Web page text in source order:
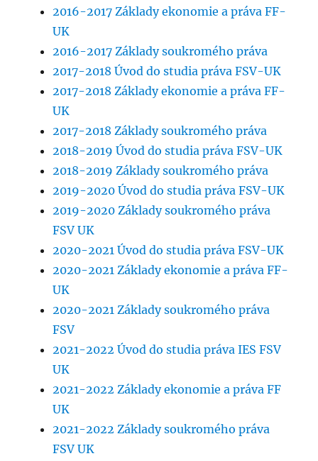
2016-2017 Základy ekonomie a práva FF-
UK
2016-2017 Základy soukromého práva
2017-2018 Úvod do studia práva FSV-UK
2017-2018 Základy ekonomie a práva FF-
UK
2017-2018 Základy soukromého práva
2018-2019 Úvod do studia práva FSV-UK
2018-2019 Základy soukromého práva
2019-2020 Úvod do studia práva FSV-UK
2019-2020 Základy soukromého práva
FSV UK
2020-2021 Úvod do studia práva FSV-UK
2020-2021 Základy ekonomie a práva FF-
UK
2020-2021 Základy soukromého práva
FSV
2021-2022 Úvod do studia práva IES FSV
UK
2021-2022 Základy ekonomie a práva FF
UK
2021-2022 Základy soukromého práva
FSV UK